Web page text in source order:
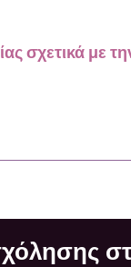
σχετικά με